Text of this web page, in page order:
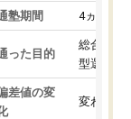
塾期間 4ヵ月～1
った目的
総合型選
型選抜対
差値の変
変わらな